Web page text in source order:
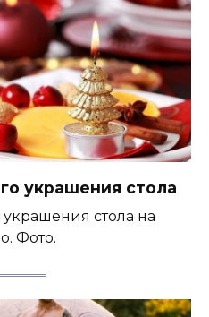
украшения стола
стола на
Фото.